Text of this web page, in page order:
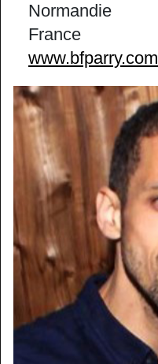
Normandie
France
www.bfparry.com